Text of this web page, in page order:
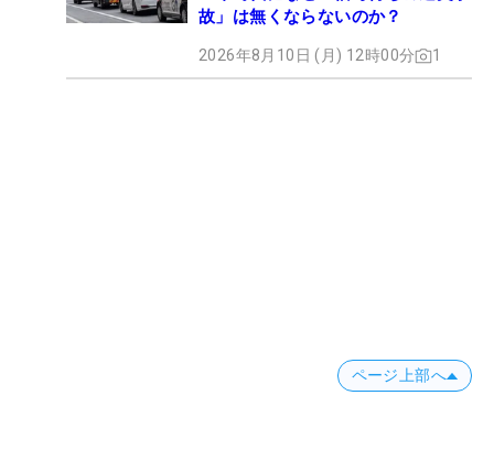
故」は無くならないのか？
2026年8月10日 (月) 12時00分 1
ページ上部へ